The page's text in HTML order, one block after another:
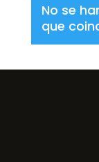
No se
que